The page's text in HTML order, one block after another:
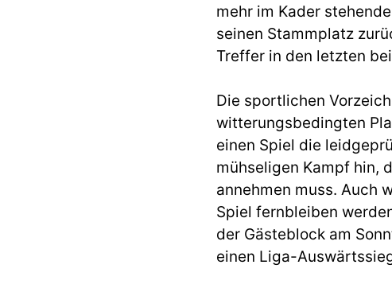
mehr im Kader
seinen Stammplatz
Treffer in den letzten
Die sportlichen
witterungsbedingten
einen Spiel die
mühseligen Kampf hin,
annehmen muss. Auch
Spiel fernbleiben
der Gästeblock am
einen Liga-